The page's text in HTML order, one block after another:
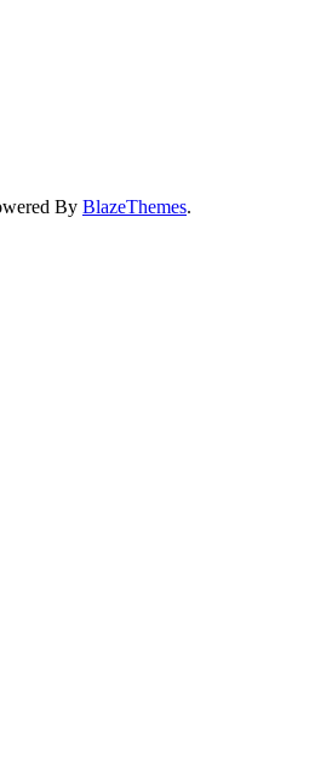
By BlazeThemes.